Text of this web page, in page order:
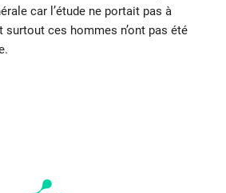
car l’étude ne portait pas à
surtout ces hommes n’ont pas été